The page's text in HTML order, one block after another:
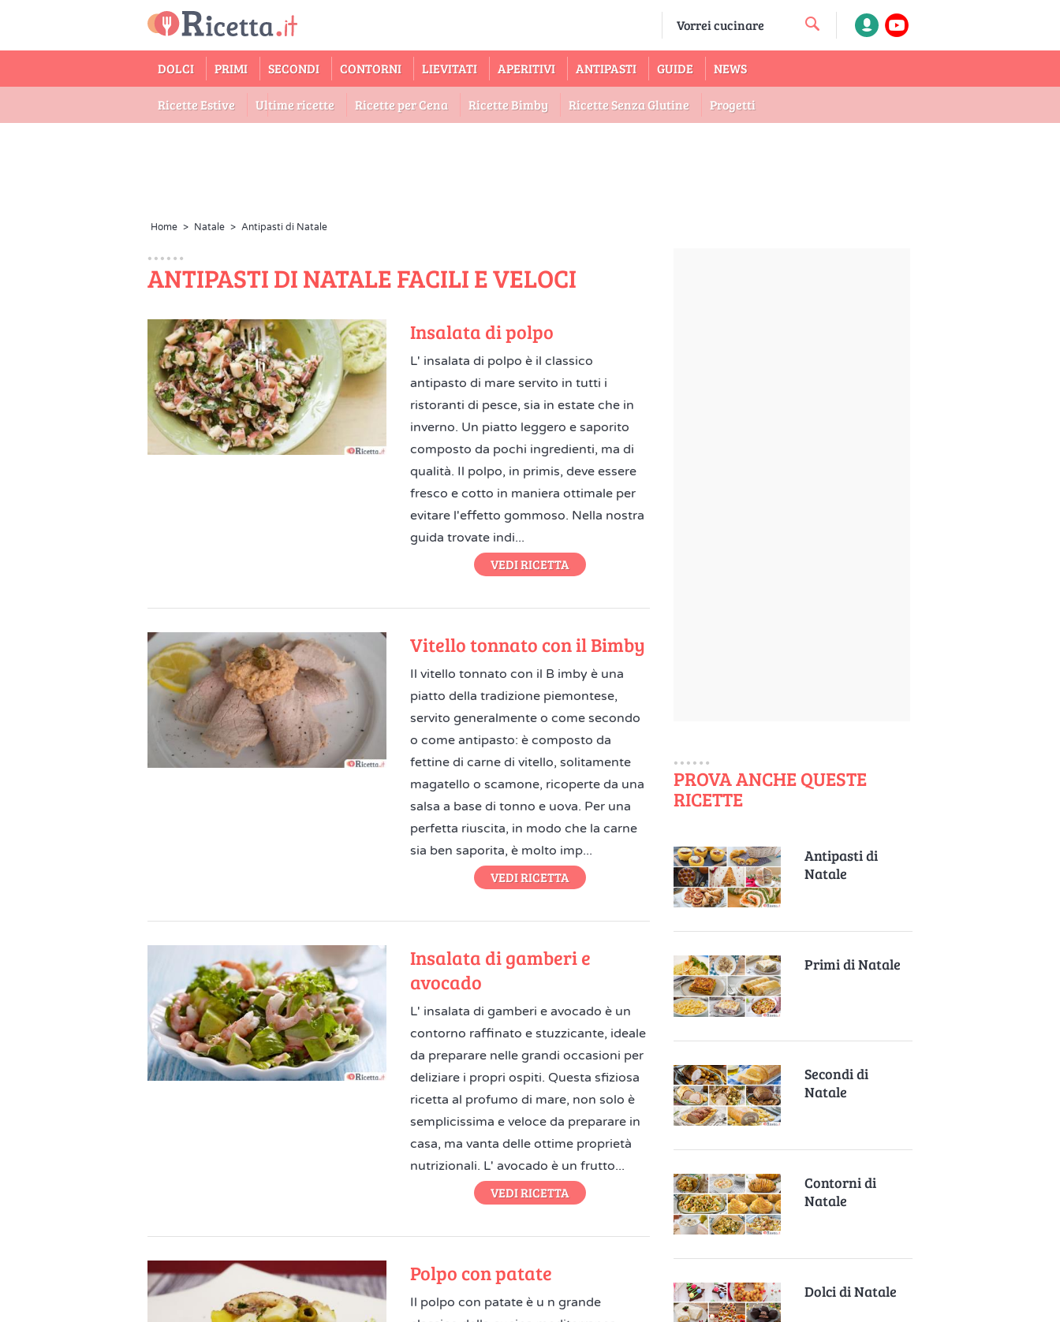
DOLCI PRIMI SECONDI CONTORNI LIEVITATI APERITIVI ANTIPASTI GUIDE NEWS
Ricette Estive Ultime ricette Ricette per Cena Ricette Bimby Ricette Senza Glutine Progetti
Home > Natale > Antipasti di Natale
ANTIPASTI DI NATALE FACILI E VELOCI
Insalata di polpo
L' insalata di polpo è il classico
antipasto di mare servito in tutti i
ristoranti di pesce, sia in estate che in
inverno. Un piatto leggero e saporito
composto da pochi ingredienti, ma di
qualità. Il polpo, in primis, deve essere
fresco e cotto in maniera ottimale per
evitare l'effetto gommoso. Nella nostra
guida trovate indi...
VEDI RICETTA
Vitello tonnato con il Bimby
Il vitello tonnato con il B imby è una
piatto della tradizione piemontese,
servito generalmente o come secondo
o come antipasto: è composto da
fettine di carne di vitello, solitamente
magatello o scamone, ricoperte da una
salsa a base di tonno e uova. Per una
perfetta riuscita, in modo che la carne
sia ben saporita, è molto imp...
VEDI RICETTA
Insalata di gamberi e
avocado
L' insalata di gamberi e avocado è un
contorno raffinato e stuzzicante, ideale
da preparare nelle grandi occasioni per
deliziare i propri ospiti. Questa sfiziosa
ricetta al profumo di mare, non solo è
semplicissima e veloce da preparare in
casa, ma vanta delle ottime proprietà
nutrizionali. L' avocado è un frutto...
VEDI RICETTA
Polpo con patate
Il polpo con patate è u n grande
PROVA ANCHE QUESTE
RICETTE
Antipasti di
Natale
Primi di Natale
Secondi di
Natale
Contorni di
Natale
Dolci di Natale